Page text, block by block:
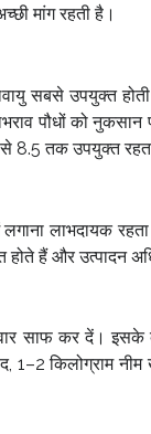
मांग रहती है।
सबसे उपयुक्त
पौधों को नुकसान
8.5 तक उपयुक्त
लाभदायक
होते हैं और उत्पादन
साफ कर दें। इसके
1–2 किलोग्राम